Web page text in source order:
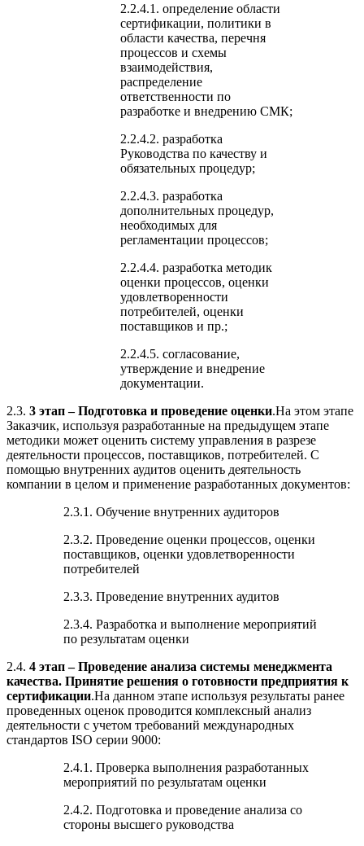
2.2.4.1. определение области
сертификации, политики в
области качества, перечня
процессов и схемы
взаимодействия,
распределение
ответственности по
разработке и внедрению СМК;
2.2.4.2. разработка
Руководства по качеству и
обязательных процедур;
2.2.4.3. разработка
дополнительных процедур,
необходимых для
регламентации процессов;
2.2.4.4. разработка методик
оценки процессов, оценки
удовлетворенности
потребителей, оценки
поставщиков и пр.;
2.2.4.5. согласование,
утверждение и внедрение
документации.
2.3. 3 этап – Подготовка и проведение оценки.На этом этапе
Заказчик, используя разработанные на предыдущем этапе
методики может оценить систему управления в разрезе
деятельности процессов, поставщиков, потребителей. С
помощью внутренних аудитов оценить деятельность
компании в целом и применение разработанных документов:
2.3.1. Обучение внутренних аудиторов
2.3.2. Проведение оценки процессов, оценки
поставщиков, оценки удовлетворенности
потребителей
2.3.3. Проведение внутренних аудитов
2.3.4. Разработка и выполнение мероприятий
по результатам оценки
2.4. 4 этап – Проведение анализа системы менеджмента
качества. Принятие решения о готовности предприятия к
сертификации.На данном этапе используя результаты ранее
проведенных оценок проводится комплексный анализ
деятельности с учетом требований международных
стандартов ISO серии 9000:
2.4.1. Проверка выполнения разработанных
мероприятий по результатам оценки
2.4.2. Подготовка и проведение анализа со
стороны высшего руководства